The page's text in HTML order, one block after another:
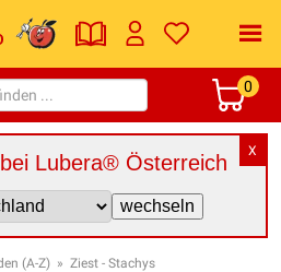
0
X
Lubera® Österreich
(A-Z) » Ziest - Stachys